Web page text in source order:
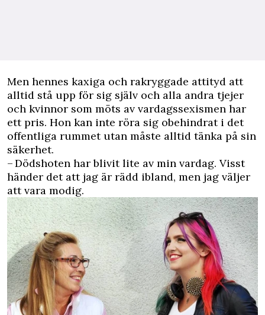
Men hennes kaxiga och rakryggade attityd att
alltid stå upp för sig själv och alla andra tjejer
och kvinnor som möts av vardagssexismen har
ett pris. Hon kan inte röra sig obehindrat i det
offentliga rummet utan måste alltid tänka på sin
säkerhet.
– Dödshoten har blivit lite av min vardag. Visst
händer det att jag är rädd ibland, men jag väljer
att vara modig.